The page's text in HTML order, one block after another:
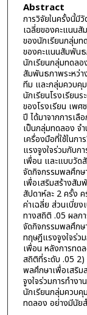
Abstract
การวิจัยในครั้งนี้มี
เฉลี่ยของคะแนน
ของนักเรียนกลุ่มท
ของคะแนนสัมพันธ
นักเรียนกลุ่มทดลอ
สัมพันธภาพระหว่า
ทีม และกลุ่มควบคุ
นักเรียนโรงเรียน
ของโรงเรียน เพ
ปี ได้มาจากการเลื
เป็นกลุ่มทดลอง จ
เครื่องมือที่ใช้ในก
แรงจูงใจร่วมกับก
เพื่อน และแบบวัด
จัดกิจกรรมพลศึกษ
เพื่อเสริมสร้างสัม
สัปดาห์ละ 2 ครั้ง ค
ค่าเฉลี่ย ส่วนเบี่ย
ทางสถิติ .05 ผลก
จัดกิจกรรมพลศึกษ
ทฤษฎีแรงจูงใจร่ว
เพื่อน หลังการทด
สถิติที่ระดับ .05 2)
พลศึกษาเพื่อเสริม
จูงใจร่วมการทำง
นักเรียนกลุ่มควบ
ทดลอง อย่างมีนัย